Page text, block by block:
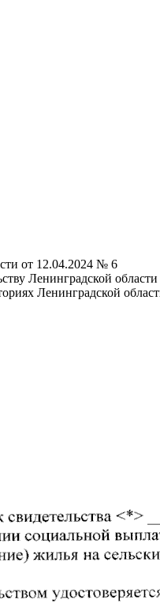
от 12.04.2024 № 6
Ленинградской
Ленинградской